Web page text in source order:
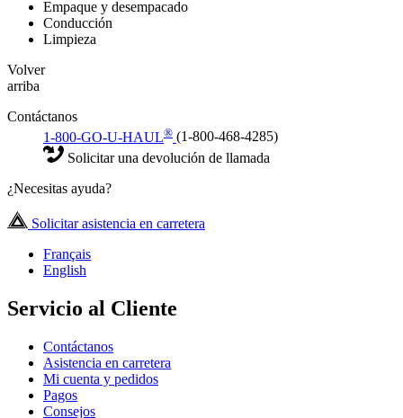
Empaque y desempacado
Conducción
Limpieza
Volver
arriba
Contáctanos
1-800-GO-U-HAUL® (1-800-468-4285)
Solicitar una devolución de llamada
¿Necesitas ayuda?
Solicitar asistencia en carretera
Français
English
Servicio al Cliente
Contáctanos
Asistencia en carretera
Mi cuenta y pedidos
Pagos
Consejos